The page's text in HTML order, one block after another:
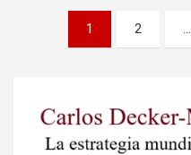
Paginación
1 2 …